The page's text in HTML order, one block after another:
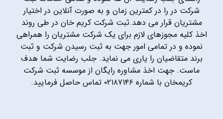
شرکت در را در کمترین زمان و به صورت آنلاین در اختیار
مشتریان قرار می دهد.ثبت شرکت کریم خان در طی روند
اخذ کلیه مجوزهای لازم برای یک شرکت مشتریان را همراهی
نموده و در تمامی امور جهت به ثبت رسیدن شرکت و ثبت
برند متقاضیان را یاری می نماید. جلب رضایت شما هدف
ماست. جهت اخذ مشاوره رایگان از موسسه ثبت شرکت
کریمخان با شماره ۰۲۱۸۷۱۴۶ تماس حاصل فرمایید.